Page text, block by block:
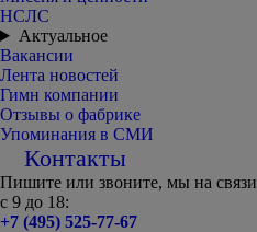
НСЛС
Актуальное
Вакансии
Лента новостей
Гимн компании
Отзывы о фабрике
Упоминания в СМИ
Контакты
Пишите или звоните, мы на связи
с 9 до 18:
+7 (495) 525-77-67